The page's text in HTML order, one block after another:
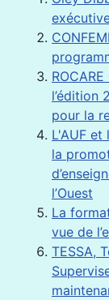
l’édition
pour la
L'AUF et
la
l’Ouest
La
vue de
TESSA,